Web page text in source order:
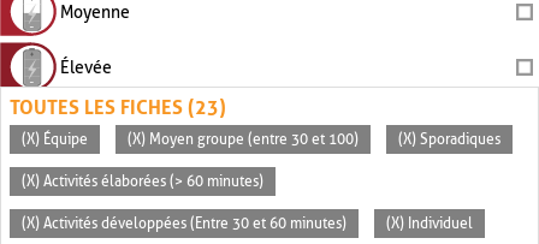
Moyenne
Élevée
TOUTES LES FICHES (23)
(X) Équipe (X) Moyen groupe (entre 30 et 100) (X) Sporadiques
(X) Activités élaborées (> 60 minutes)
(X) Activités développées (Entre 30 et 60 minutes) (X) Individuel